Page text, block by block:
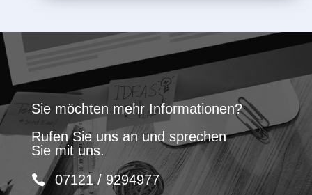
Sie möchten mehr Informationen?
Rufen Sie uns an und sprechen
Sie mit uns.
07121 / 9294977